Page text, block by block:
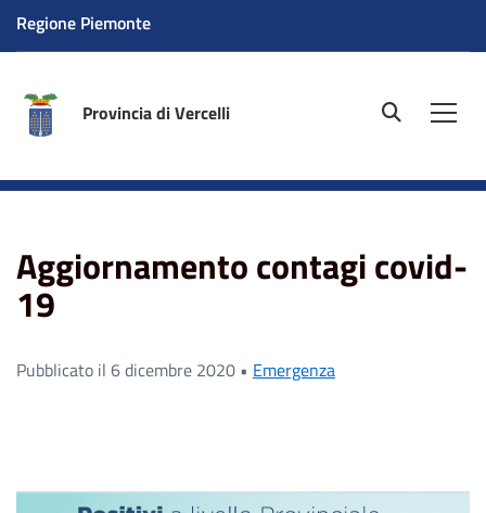
Regione Piemonte
Provincia di Vercelli site.searc
covid-19
Aggiornamento contagi covid-
19
Pubblicato il 6 dicembre 2020 • Emergenza